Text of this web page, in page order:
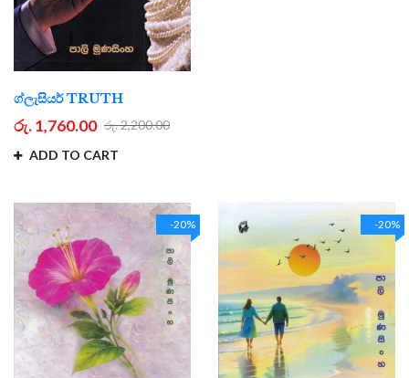
ග්ලැසියර් TRUTH
රු. 1,760.00 රු. 2,200.00
ADD TO CART
-20% -20%